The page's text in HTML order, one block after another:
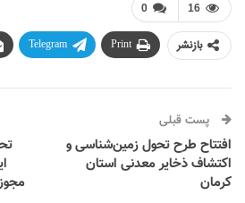
0 16
بازنشر Print
Telegram
پست قبلی
افتتاح طرح تحول زمین‌شناسی و
اکتشاف ذخایر معدنی استان
کرمان